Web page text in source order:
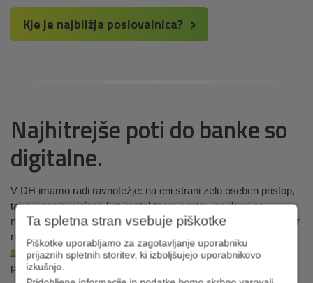
Kje je najbližja poslovalnica?
Najhitrejše poti do banke so
digitalne.
V DH imamo radi ravnotežje: na eni strani zelo oseben pristop,
tako v poslovalnicah kot kontaktnem centru, na drugi pa
napredna digitalna orodja za hitro in varno plačevanje ter nadzor
na daljavo. Tu so
mobilna banka mobilna denarnica
spletna banka,poslovna spletna banka, za varno prijavo pa
poskrbiRekono račun
Ta spletna stran vsebuje piškotke
Piškotke uporabljamo za zagotavljanje uporabniku
prijaznih spletnih storitev, ki izboljšujejo uporabnikovo
izkušnjo.